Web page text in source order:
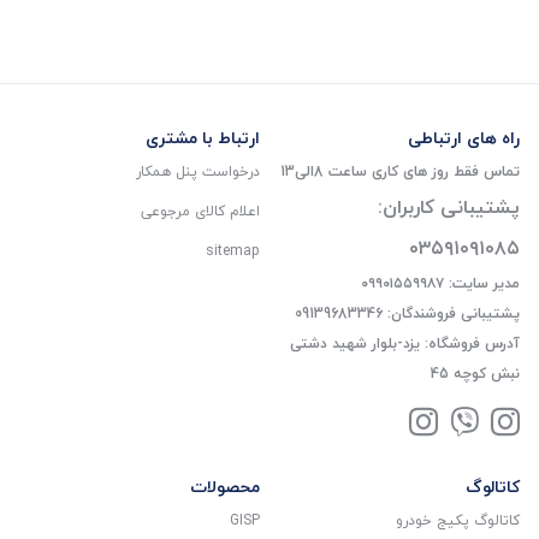
راه های ارتباطی
تماس فقط روز های کاری ساعت 8الی13
پشتیبانی کاربران:
۰۳۵۹۱۰۹۱۰۸۵
مدیر سایت: ۰۹۹۰۱۵۵۹۹۸۷
پشتیبانی فروشندگان: 09139683346
آدرس فروشگاه: یزد-بلوار شهید دشتی
نبش کوچه 45
ارتباط با مشتری
درخواست پنل همکار
اعلام کالای مرجوعی
sitemap
کاتالوگ
کاتالوگ پکیج خودرو
محصولات
GISP